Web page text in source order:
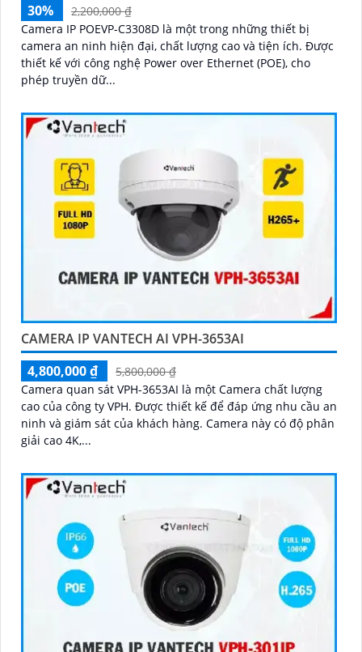
30%
2,200,000 ₫
Camera IP POEVP-C3308D là một trong những thiết bị
camera an ninh hiện đại, chất lượng cao và tiện ích. Được
thiết kế với công nghệ Power over Ethernet (POE), cho
phép truyền dữ...
CAMERA IP VANTECH AI VPH-3653AI
4,800,000 ₫
5,800,000 ₫
Camera quan sát VPH-3653AI là một Camera chất lượng
cao của công ty VPH. Được thiết kế để đáp ứng nhu cầu an
ninh và giám sát của khách hàng. Camera này có độ phân
giải cao 4K,...